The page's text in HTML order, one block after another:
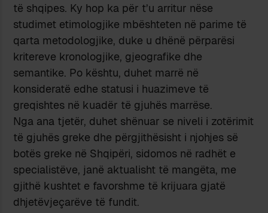
të shqipes. Ky hop ka për t’u arritur nëse
studimet etimologjike mbështeten në parime të
qarta metodologjike, duke u dhënë përparësi
kritereve kronologjike, gjeografike dhe
semantike. Po kështu, duhet marrë në
konsideratë edhe statusi i huazimeve të
greqishtes në kuadër të gjuhës marrëse.
Nga ana tjetër, duhet shënuar se niveli i zotërimit
të gjuhës greke dhe përgjithësisht i njohjes së
botës greke në Shqipëri, sidomos në radhët e
specialistëve, janë aktualisht të mangëta, me
gjithë kushtet e favorshme të krijuara gjatë
dhjetëvjeçarëve të fundit.